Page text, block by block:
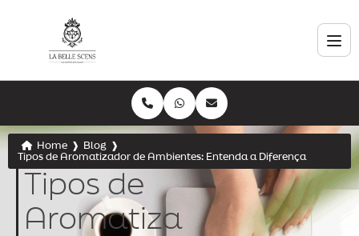
Home ❱ Blog
❱
Tipos de Aromatizador de Ambientes: Entenda a Diferença
Tipos de
Aromatiza